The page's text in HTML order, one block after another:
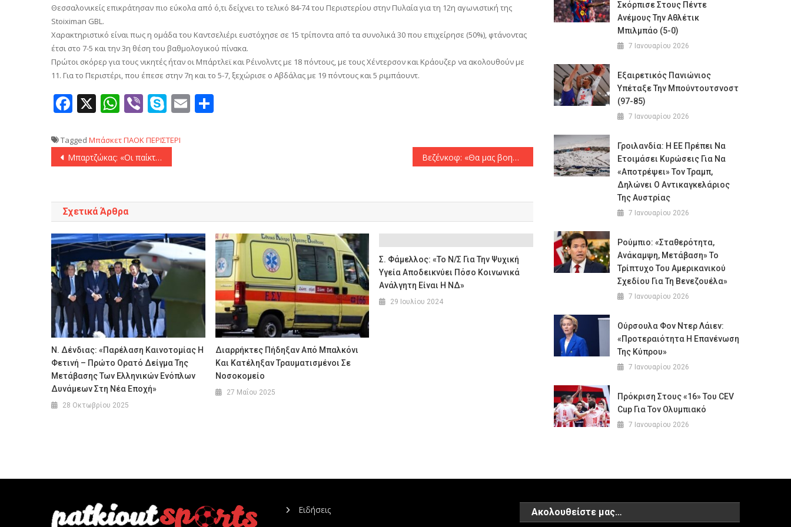
Θεσσαλονικείς επικράτησαν πιο εύκολα από ό,τι δείχνει το τελικό 84-74 του Περιστερίου στην Πυλαία για τη 12η αγωνιστική της
Stoiximan GBL.
Χαρακτηριστικό είναι πως η ομάδα του Καντσελιέρι ευστόχησε σε 15 τρίποντα από τα συνολικά 30 που επιχείρησε (50%), φτάνοντας
έτσι στο 7-5 και την 3η θέση του βαθμολογικού πίνακα.
Πρώτοι σκόρερ για τους νικητές ήταν οι Μπάρτλεϊ και Ρέινολντς με 18 πόντους, με τους Χέντερσον και Κράουζερ να ακολουθούν με
11. Για το Περιστέρι, που έπεσε στην 7η και το 5-7, ξεχώρισε ο Αβδάλας με 19 πόντους και 5 ριμπάουντ.
Facebook
X WhatsApp
ViberSkype
Email
Tagged ΜπάσκετΠΑΟΚΠΕΡΙΣΤΕΡΙ
Πλοήγηση
Μπαρτζώκας: «Οι παίκτες μου είναι επαγγελματίες και πληρώνονται για όλα τα παιχνίδια» Βεζένκοφ: «Θα μας βοηθήσει πολύ ο Μένσα»
Σχετικά Άρθρα
Ν. Δένδιας: «Παρέλαση Καινοτομίας Η
Φετινή – Πρώτο Ορατό Δείγμα Της
Μετάβασης Των Ελληνικών Ενόπλων
Δυνάμεων Στη Νέα Εποχή»
28 Οκτωβρίου 2025
Διαρρήκτες Πήδηξαν Από Μπαλκόνι
Και Κατέληξαν Τραυματισμένοι Σε
Νοσοκομείο
27 Μαΐου 2025
Σ. Φάμελλος: «Το Ν/σ Για Την Ψυχική
Υγεία Αποδεικνύει Πόσο Κοινωνικά
Ανάλγητη Είναι Η ΝΔ»
29 Ιουλίου 2024
Σκόρπισε Στους Πέντε
Ανέμους Την Αθλέτικ
Μπιλμπάο (5-0)
7 Ιανουαρίου 2026
Εξαιρετικός Πανιώνιος
Υπέταξε Την Μπούντουτσνοστ
(97-85)
7 Ιανουαρίου 2026
Γροιλανδία: Η ΕΕ Πρέπει Να
Ετοιμάσει Κυρώσεις Για Να
«αποτρέψει» Τον Τραμπ,
Δηλώνει Ο Αντικαγκελάριος
Της Αυστρίας
7 Ιανουαρίου 2026
Ρούμπιο: «Σταθερότητα,
Ανάκαμψη, Μετάβαση» Το
Τρίπτυχο Του Αμερικανικού
Σχεδίου Για Τη Βενεζουέλα»
7 Ιανουαρίου 2026
Ούρσουλα Φον Ντερ Λάιεν:
«Προτεραιότητα Η Επανένωση
Της Κύπρου»
7 Ιανουαρίου 2026
Πρόκριση Στους «16» Του CEV
Cup Για Τον Ολυμπιακό
7 Ιανουαρίου 2026
Ειδήσεις
Ακολουθείστε μας…